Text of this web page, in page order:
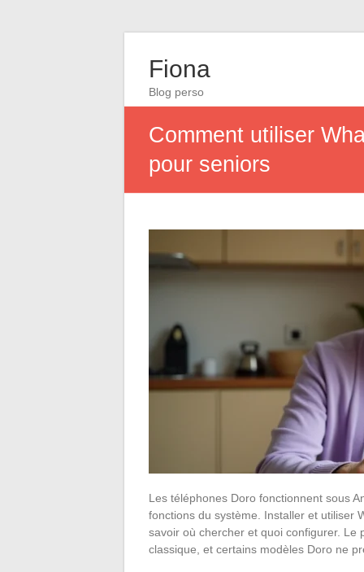
Fiona
Blog perso
Comment utiliser
pour seniors
Les téléphones Doro fonctionnent sous
fonctions du système. Installer et utiliser
savoir où chercher et quoi configurer. Le
classique, et certains modèles Doro ne